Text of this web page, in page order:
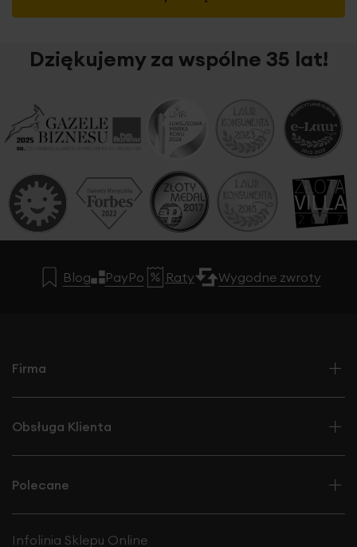
Dziękujemy za wspólne 35 lat!
Blog PayPo Raty Wygodne zwroty
Firma
Obsługa Klienta
Polecane
Infolinia Sklepu Online